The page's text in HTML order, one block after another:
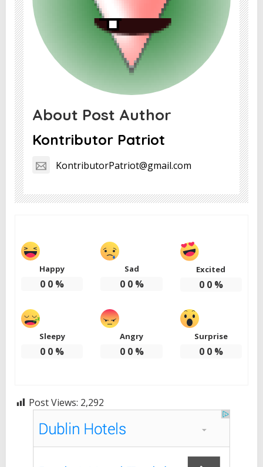
About Post Author
Kontributor Patriot
KontributorPatriot@gmail.com
Happy
0 0 %
Sad
0 0%
Excited
0 0%
Sleepy
0 0 %
Angry
0 0%
Surprise
0 0%
Post Views: 2,292